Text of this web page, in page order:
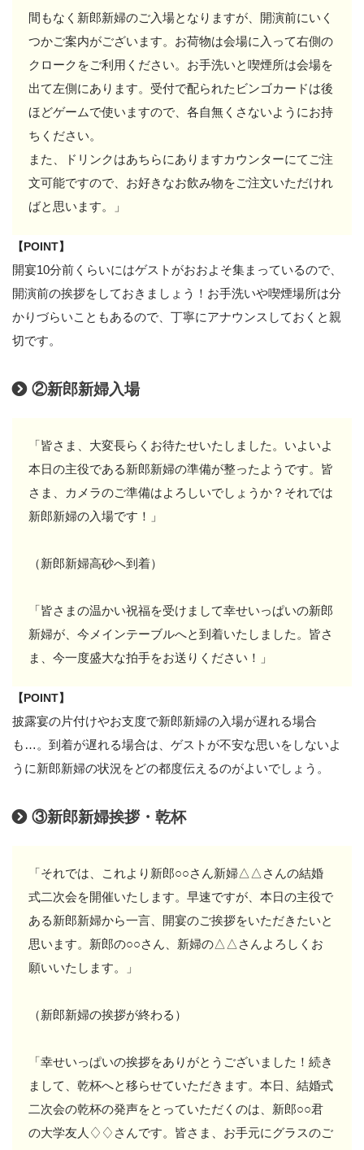
間もなく新郎新婦のご入場となりますが、開演前にいく
つかご案内がございます。お荷物は会場に入って右側の
クロークをご利用ください。お手洗いと喫煙所は会場を
出て左側にあります。受付で配られたビンゴカードは後
ほどゲームで使いますので、各自無くさないようにお持
ちください。
また、ドリンクはあちらにありますカウンターにてご注
文可能ですので、お好きなお飲み物をご注文いただけれ
ばと思います。」
【POINT】
開宴10分前くらいにはゲストがおおよそ集まっているので、
開演前の挨拶をしておきましょう！お手洗いや喫煙場所は分
かりづらいこともあるので、丁寧にアナウンスしておくと親
切です。
②新郎新婦入場
「皆さま、大変長らくお待たせいたしました。いよいよ
本日の主役である新郎新婦の準備が整ったようです。皆
さま、カメラのご準備はよろしいでしょうか？それでは
新郎新婦の入場です！」
（新郎新婦高砂へ到着）
「皆さまの温かい祝福を受けまして幸せいっぱいの新郎
新婦が、今メインテーブルへと到着いたしました。皆さ
ま、今一度盛大な拍手をお送りください！」
【POINT】
披露宴の片付けやお支度で新郎新婦の入場が遅れる場合
も…。到着が遅れる場合は、ゲストが不安な思いをしないよ
うに新郎新婦の状況をどの都度伝えるのがよいでしょう。
③新郎新婦挨拶・乾杯
「それでは、これより新郎○○さん新婦△△さんの結婚
式二次会を開催いたします。早速ですが、本日の主役で
ある新郎新婦から一言、開宴のご挨拶をいただきたいと
思います。新郎の○○さん、新婦の△△さんよろしくお
願いいたします。」
（新郎新婦の挨拶が終わる）
「幸せいっぱいの挨拶をありがとうございました！続き
まして、乾杯へと移らせていただきます。本日、結婚式
二次会の乾杯の発声をとっていただくのは、新郎○○君
の大学友人♢♢さんです。皆さま、お手元にグラスのご